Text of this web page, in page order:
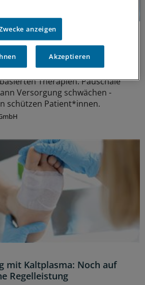
Europas Gesundheitszielen
braucht verlässlichen
Therapien. Pauschale
Versorgung schwächen -
schützen Patient*innen.
mit Kaltplasma: Noch auf
Regelleistung
anzeigen
Akzeptieren